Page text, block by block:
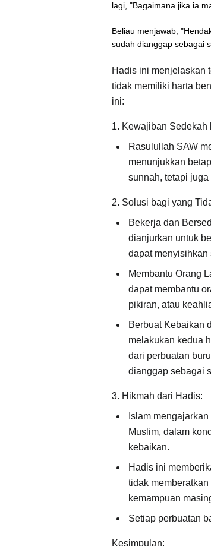
lagi, "Bagaimana jika ia
Beliau menjawab,
sudah dianggap sebagai
Hadis ini menjelaskan
tidak memiliki harta
ini:
1. Kewajiban Sedekah
Rasulullah SAW
menunjukkan
sunnah, tetapi
2. Solusi bagi yang
Bekerja dan
dianjurkan untuk
dapat menyisihkan
Membantu Orang
dapat membantu
pikiran, atau
Berbuat Kebaikan
melakukan kedua
dari perbuatan
dianggap sebagai
3. Hikmah dari Hadis:
Islam
Muslim, dalam
kebaikan.
Hadis ini
tidak
kemampuan
Setiap perbuatan
Kesimpulan: